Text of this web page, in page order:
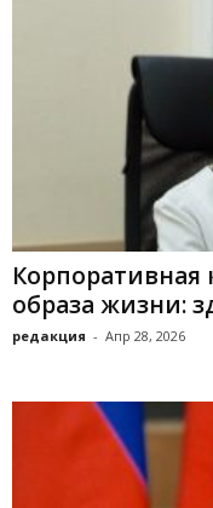
Корпоративная
образа жизни:
редакция - Апр 28, 2026